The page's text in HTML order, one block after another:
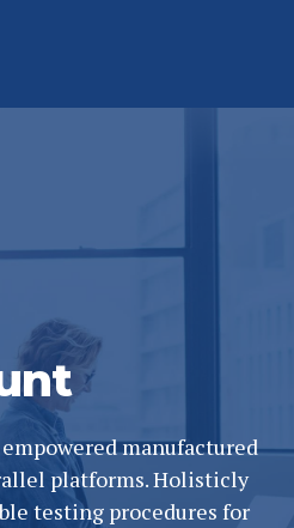
manufactured
platforms. Holisticly
testing procedures for